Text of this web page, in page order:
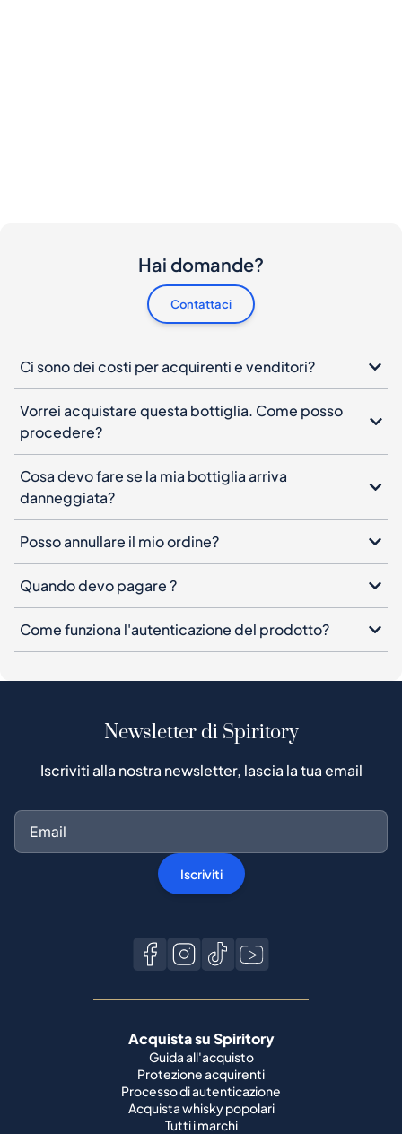
Hai domande?
Contattaci
Ci sono dei costi per acquirenti e venditori?
Vorrei acquistare questa bottiglia. Come posso
procedere?
Cosa devo fare se la mia bottiglia arriva
danneggiata?
Posso annullare il mio ordine?
Quando devo pagare ?
Come funziona l'autenticazione del prodotto?
Newsletter di Spiritory
Iscriviti alla nostra newsletter, lascia la tua email
Iscriviti
Acquista su Spiritory
Guida all'acquisto
Protezione acquirenti
Processo di autenticazione
Acquista whisky popolari
Tutti i marchi